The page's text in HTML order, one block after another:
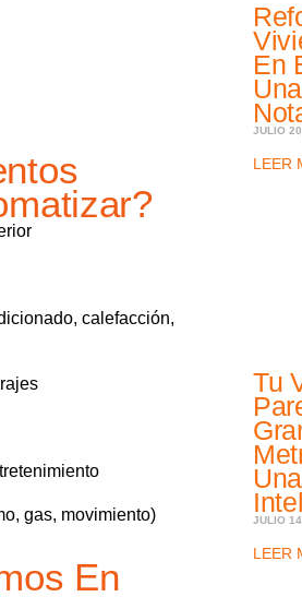
calefacción,
gas, movimiento)
En
En
JULIO
LEER
Tu
JULIO
LEER